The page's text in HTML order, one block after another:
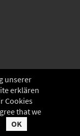
unserer
erklären
Cookies
that we
OK